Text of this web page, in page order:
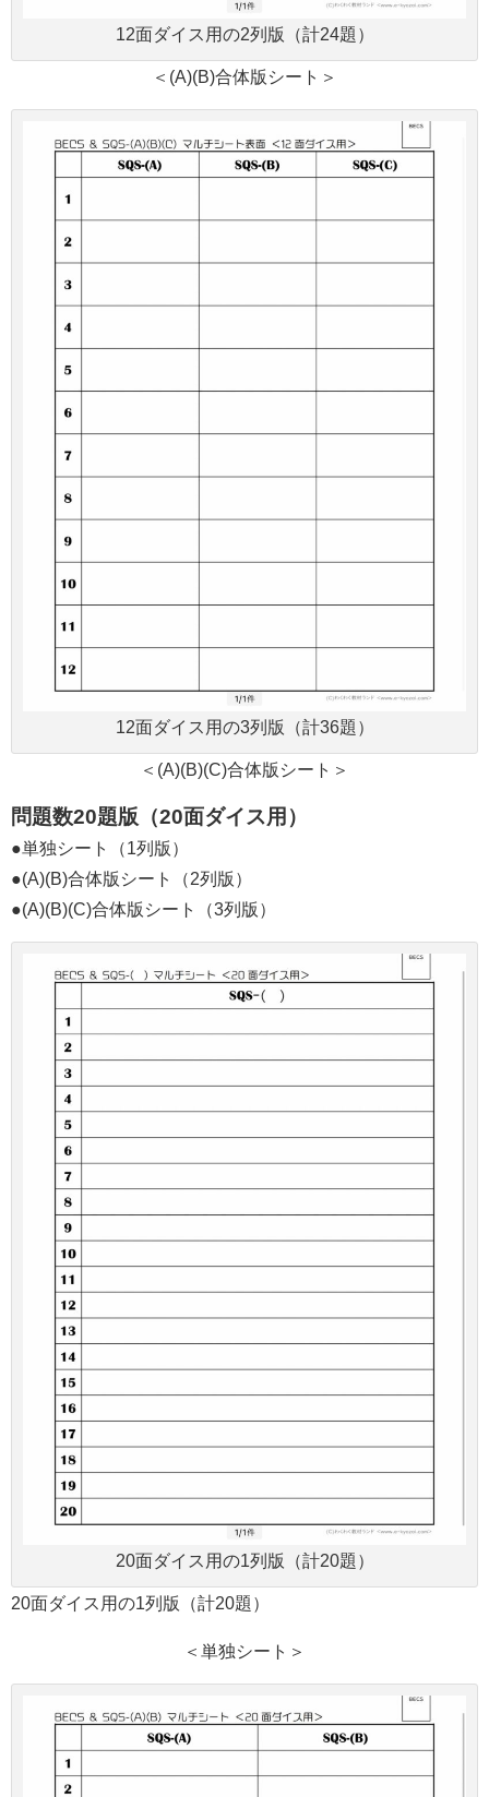
12面ダイス用の2列版（計24題）
＜(A)(B)合体版シート＞
12面ダイス用の3列版（計36題）
＜(A)(B)(C)合体版シート＞
問題数20題版（20面ダイス用）
●単独シート（1列版）
●(A)(B)合体版シート（2列版）
●(A)(B)(C)合体版シート（3列版）
20面ダイス用の1列版（計20題）
20面ダイス用の1列版（計20題）
＜単独シート＞